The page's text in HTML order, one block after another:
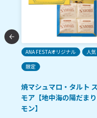
ANA FESTAオリジナル
人気
限定
焼マシュマロ・タルト ス
モア【地中海の陽だま
モン】